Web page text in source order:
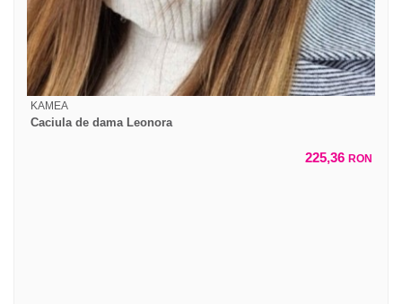
KAMEA
Caciula de dama Leonora
225,36 RON